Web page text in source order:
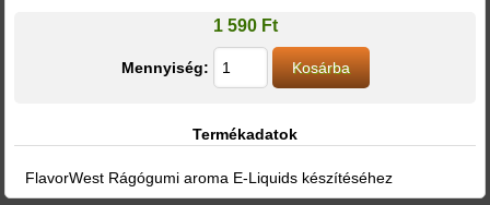
1 590 Ft
Mennyiség:
Termékadatok
FlavorWest Rágógumi aroma E-Liquids készítéséhez